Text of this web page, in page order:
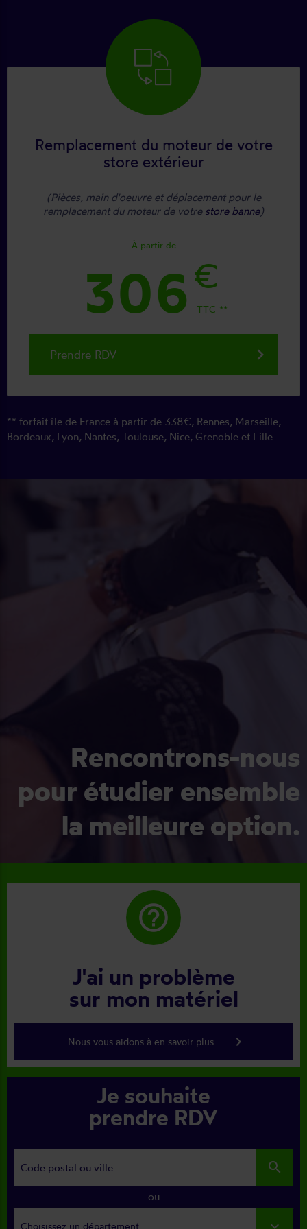
Remplacement du moteur de votre
store extérieur
(Pièces, main d'oeuvre et déplacement pour le
remplacement du moteur de votre store banne)
À partir de
306€
TTC
Prendre RDV keyboard_arrow_right
forfait île de France à partir de 338€, Rennes, Marseille,
Bordeaux, Lyon, Nantes, Toulouse, Nice, Grenoble et Lille
Rencontrons-nous
pour étudier ensemble
la meilleure option.
help_outline
J'ai un problème
sur mon matériel
Nous vous aidons à en savoir plus keyboard_arrow_right
Je souhaite
prendre RDV
search
ou
Choisissez un département